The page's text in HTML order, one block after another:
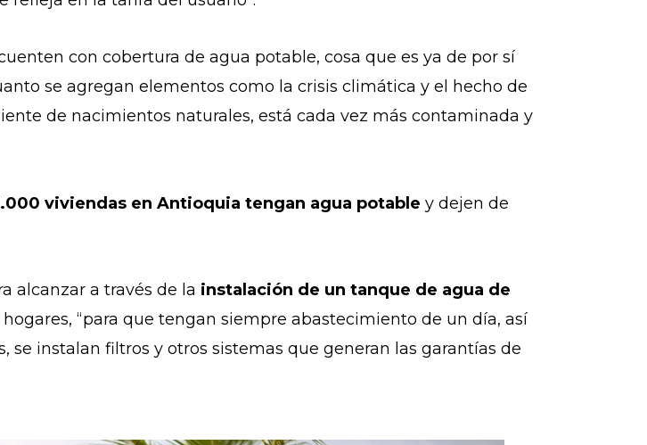
con cobertura de agua potable, cosa que es ya de por sí
se agregan elementos como la crisis climática y el hecho de
de nacimientos naturales, está cada vez más contaminada y
viviendas en Antioquia tengan agua potable y dejen de
alcanzar a través de la instalación de un tanque de agua de
“para que tengan siempre abastecimiento de un día, así
instalan filtros y otros sistemas que generan las garantías de